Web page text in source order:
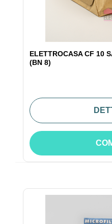
ELETTROCASA CF 10
(BN 8)